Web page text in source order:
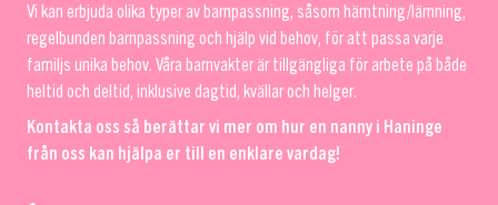
Vi kan erbjuda olika typer av barnpassning, såsom hämtning/lämning,
regelbunden barnpassning och hjälp vid behov, för att passa varje
familjs unika behov. Våra barnvakter är tillgängliga för arbete på både
heltid och deltid, inklusive dagtid, kvällar och helger.
Kontakta oss så berättar vi mer om hur en nanny i Haninge
från oss kan hjälpa er till en enklare vardag!